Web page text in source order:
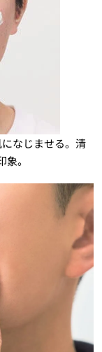
なじませる。清
。